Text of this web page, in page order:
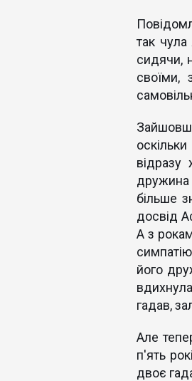
так
сидячи,
своїми,
більше
досвід
А з
його
гадав,
Але
п'ять
двоє